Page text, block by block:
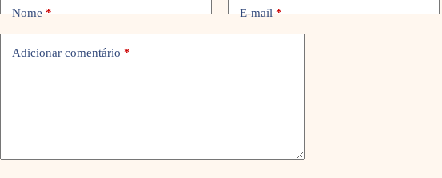
Nome* E-mail*
Adicionar comentário *